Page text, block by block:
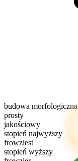
budowa morfologiczna
prosty
jakościowy
stopień najwyższy
frowziest
stopień wyższy